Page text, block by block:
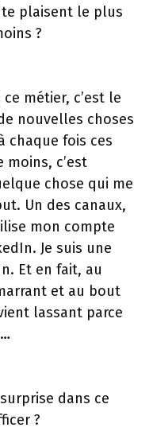
plaisent le plus
?
métier, c’est le
nouvelles choses
chaque fois ces
c’est
chose qui me
Un des canaux,
mon compte
Je suis une
Et en fait, au
et au bout
lassant parce
dans ce
?